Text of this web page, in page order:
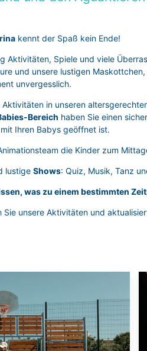
kennt der Spaß kein Ende!
Aktivitäten, Spiele und viele
und unsere lustigen
unvergesslich.
in unseren
Bereich haben Sie einen
Ihren Babys geöffnet ist.
die Kinder zum
lustige Shows: Quiz, Musik, Tanz
was zu einem bestimmten
unsere Aktivitäten und